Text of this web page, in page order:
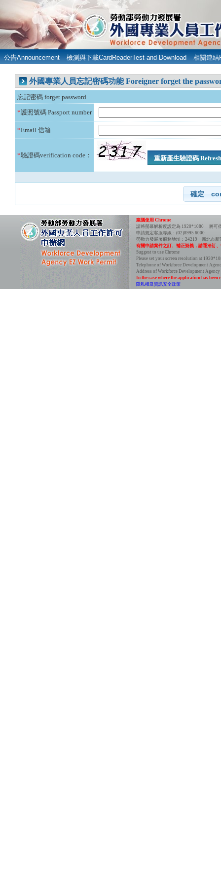
公告Announcement 檢測與下載CardReaderTest and Download 相關連結
外國專業人員忘記密碼功能 Foreigner forget the
忘記密碼 forget password
*護照號碼 Passport number
*Email 信箱
*驗證碼verification code：
建議使用 Chrome
請將螢幕解析度設定為
申請規定客服專線：
勞動力發展署服務地址：
有關申請案件之訂、補正疑義，請逕洽訂
Suggest to use Chrome
Please set your screen resolution
Telephone of Workforce
Address of Workforce Development
In the case where the application has
隱私權及資訊安全政策